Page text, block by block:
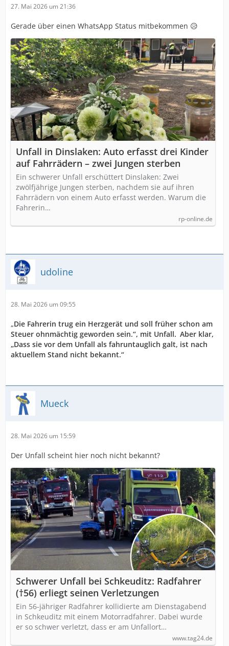
27. Mai 2026 um 21:36
Gerade über einen WhatsApp Status mitbekommen 😥
Unfall in Dinslaken: Auto erfasst drei Kinder
auf Fahrrädern – zwei Jungen sterben
Ein schwerer Unfall erschüttert Dinslaken: Zwei
zwölfjährige Jungen sterben, nachdem sie auf ihren
Fahrrädern von einem Auto erfasst werden. Warum die
Fahrerin…
rp-online.de
udoline
28. Mai 2026 um 09:55
„Die Fahrerin trug ein Herzgerät und soll früher schon am
Steuer ohnmächtig geworden sein.“, mit Unfall. Aber klar,
„Dass sie vor dem Unfall als fahruntauglich galt, ist nach
aktuellem Stand nicht bekannt.“
Mueck
28. Mai 2026 um 15:59
Der Unfall scheint hier noch nicht bekannt?
Schwerer Unfall bei Schkeuditz: Radfahrer
(†56) erliegt seinen Verletzungen
Ein 56-jähriger Radfahrer kollidierte am Dienstagabend
in Schkeuditz mit einem Motorradfahrer. Dabei wurde
er so schwer verletzt, dass er am Unfallort…
www.tag24.de